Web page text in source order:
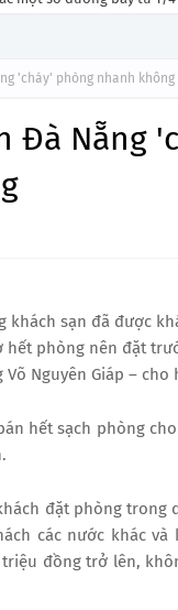
'cháy' phòng nhanh không
Đà Nẵng
khách sạn đã được
phòng nên đặt
Nguyên Giáp – cho
hết sạch phòng
đặt phòng trong
các nước khác
đồng trở lên,